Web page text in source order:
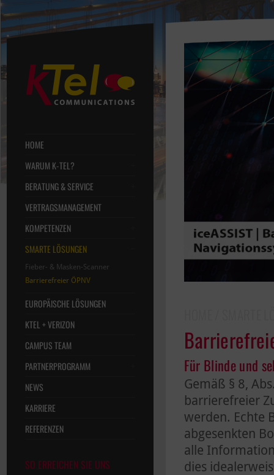
HOME
WARUM K-TEL?
BERATUNG & SERVICE
VERTRAGSMANAGEMENT
KOMPETENZEN
SMARTE LÖSUNGEN
Fieber- & Masken-Scanner
Barrierefreier ÖPNV
EUROPÄISCHE LÖSUNGEN
KTEL + VERIZON
CAMPUS TEAM
PARTNERPROGRAMM
NEWS
KARRIERE
REFERENZEN
SO ERREICHEN SIE UNS
Für Blinde und
Gemäß § 8,
barrierefreier
werden. Echte
abgesenkten
alle
dies